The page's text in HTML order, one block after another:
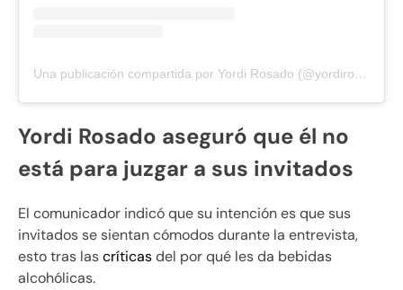
Una publicación compartida por Yordi Rosado (@yordirosadooficial)
Yordi Rosado aseguró que él no
está para juzgar a sus invitados
El comunicador indicó que su intención es que sus
invitados se sientan cómodos durante la entrevista,
esto tras lascríticasdel por qué les da bebidas
alcohólicas.